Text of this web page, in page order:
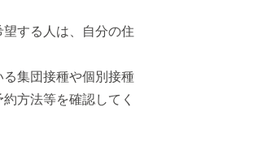
する人は、自分の住
集団接種や個別接種
方法等を確認してく